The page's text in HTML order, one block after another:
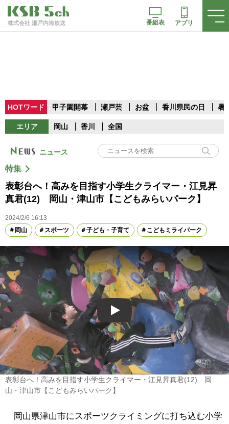
株式会社 瀬戸内海放送 番組表 アプリ
HOTワード 甲子園開幕 瀬戸芸 お盆 香川県民の日 暑
エリア 岡山 香川 全国
ニュース
特集
表彰台へ！高みを目指す小学生クライマー・江見昇
真君(12) 岡山・津山市【こどもみらいパーク】
2024/2/6 16:13
岡山
スポーツ 子ども・子育て こどもミライパーク
Play
表彰台へ！高みを目指す小学生クライマー・江見昇真君(12) 岡
山・津山市【こどもみらいパーク】
岡山県津山市にスポーツクライミングに打ち込む小学